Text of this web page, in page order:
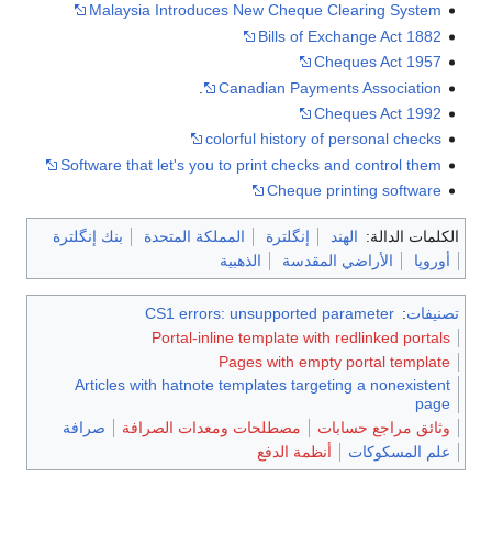
Malaysia Introduces New Cheque Clearing System
Bills of Exchange Act 1882
Cheques Act 1957
Canadian Payments Association
.
Cheques Act 1992
colorful history of personal checks
Software that let's you to print checks and control them
Cheque printing software
الدالة: الهند إنگلترة المملكة المتحدة
بنك إنگلترة
الأراضي المقدسة الذهبية
:
CS1 errors: unsupported parameter
Portal-inline template with redlinked
Pages with empty portal
Articles with hatnote templates targeting a
مراجع حسابات
مصطلحات ومعدات الصرافة
صرافة
المسكوكات
أنظمة الدفع